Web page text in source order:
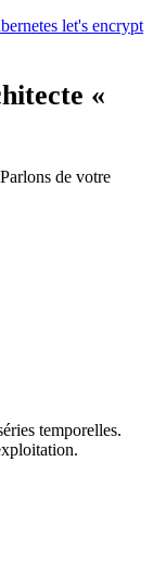
let's encrypt
«
de votre
temporelles.